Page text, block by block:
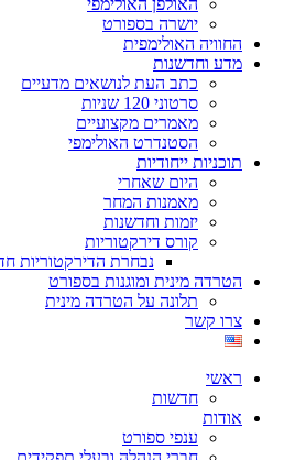
האולפן האולימפי
יושרה בספורט
החוויה האולימפית
מדע וחדשנות
כתב העת לנושאים מדעיים
סרטוני 120 שניות
מאמרים מקצועיים
הסטנדרט האולימפי
תוכניות ייחודיות
היום שאחרי
מאמנות המחר
יזמות וחדשנות
קורס דירקטוריות
נבחרת הדירקטוריות
הטרדה מינית ומוגנות בספורט
תלונה על הטרדה מינית
צרו קשר
ראשי
חדשות
אודות
ענפי ספורט